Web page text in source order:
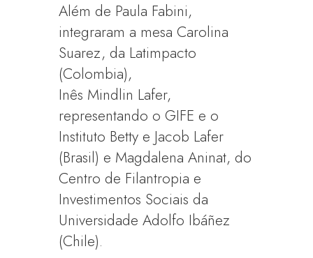
Além de Paula Fabini,
integraram a mesa Carolina
Suarez, da Latimpacto
(Colombia),
Inês Mindlin Lafer,
representando o GIFE e o
Instituto Betty e Jacob Lafer
(Brasil) e Magdalena Aninat, do
Centro de Filantropia e
Investimentos Sociais da
Universidade Adolfo Ibáñez
(Chile).